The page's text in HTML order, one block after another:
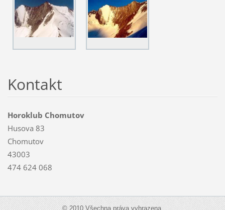
Kontakt
Horoklub Chomutov
Husova 83
Chomutov
43003
474 624 068
© 2010 Všechna práva vyhrazena.